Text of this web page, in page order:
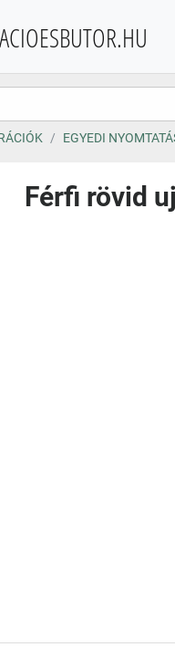
EGYEDI
Férfi rövid